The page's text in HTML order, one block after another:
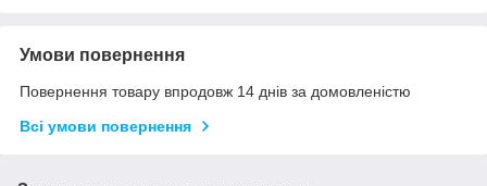
Умови повернення
Повернення товару впродовж 14 днів за домовленістю
Всі умови повернення